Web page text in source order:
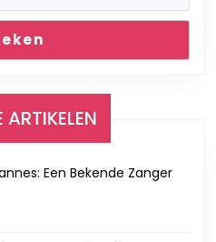
Een Bekende Zanger